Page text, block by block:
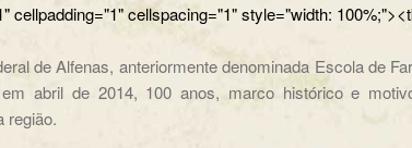
cellpadding="1" cellspacing="1" style="width:
de Alfenas, anteriormente denominada Escola de
em abril de 2014, 100 anos, marco histórico e
região.